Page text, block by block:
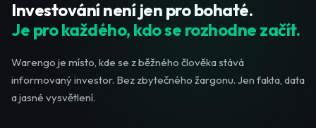
Investování není jen pro bohaté.
Je pro každého, kdo se rozhodne začít.
Warengo je místo, kde se z běžného člověka stává
informovaný investor. Bez zbytečného žargonu. Jen fakta, data
a jasné vysvětlení.